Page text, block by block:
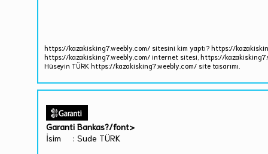
https://kazakisking7.weebly.com/ sitesini kim yaptı? https://
https://kazakisking7.weebly.com/ internet sitesi, https://
Hüseyin TÜRK https://kazakisking7.weebly.com/ site tasarımı.
Garanti Bankas?/font>
İsim : Sude TÜRK